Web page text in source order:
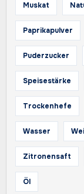
Muskat
Paprikapulver
Puderzucker
Speisestärke
Trockenhefe
Wasser
Zitronensaft
Öl